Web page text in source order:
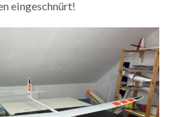
eingeschnürt!